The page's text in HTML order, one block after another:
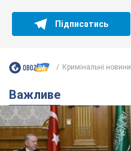
Підписатись
Кримінальні новини
Важливе